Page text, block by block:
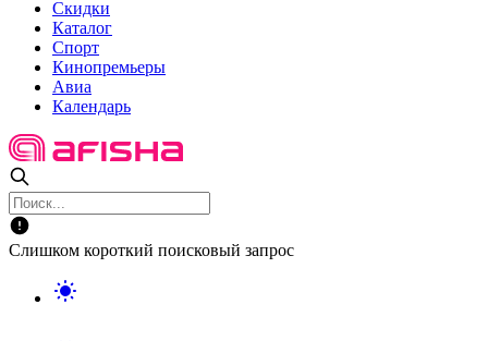
Скидки
Каталог
Спорт
Кинопремьеры
Авиа
Календарь
Слишком короткий поисковый запрос